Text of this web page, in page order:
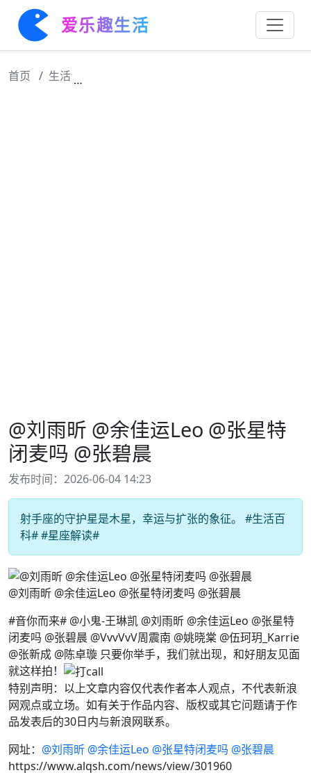
爱乐趣生活
首页 生活
@刘雨昕 @余佳运Leo @张星特
闭麦吗 @张碧晨
发布时间：2026-06-04 14:23
射手座的守护星是木星，幸运与扩张的象征。 #生活百
科# #星座解读#
@刘雨昕 @余佳运Leo @张星特闭麦吗 @张碧晨
#音你而来# @小鬼-王琳凯 @刘雨昕 @余佳运Leo @张星特
闭麦吗 @张碧晨 @VvvVvV周震南 @姚晓棠 @伍珂玥_Karrie
@张新成 @陈卓璇 只要你举手，我们就出现，和好朋友见面
就这样拍！
特别声明：以上文章内容仅代表作者本人观点，不代表新浪
网观点或立场。如有关于作品内容、版权或其它问题请于作
品发表后的30日内与新浪网联系。
网址： @刘雨昕 @余佳运Leo @张星特闭麦吗 @张碧晨
https://www.alqsh.com/news/view/301960